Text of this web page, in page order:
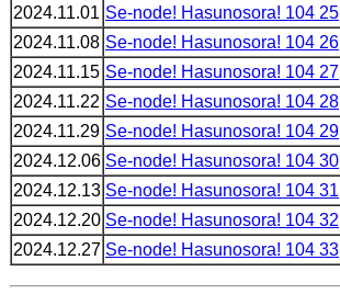
2024.11.01 Se-node! Hasunosora! 104 25
2024.11.08 Se-node! Hasunosora! 104 26
2024.11.15 Se-node! Hasunosora! 104 27
2024.11.22 Se-node! Hasunosora! 104 28
2024.11.29 Se-node! Hasunosora! 104 29
2024.12.06 Se-node! Hasunosora! 104 30
2024.12.13 Se-node! Hasunosora! 104 31
2024.12.20 Se-node! Hasunosora! 104 32
2024.12.27 Se-node! Hasunosora! 104 33